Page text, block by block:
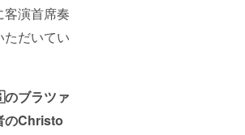
演首席奏
だいてい
ブラツァ
のChristo